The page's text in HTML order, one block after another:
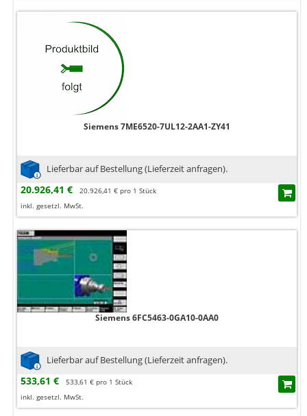
Siemens 7ME6520-7UL12-2AA1-ZY41
Lieferbar auf Bestellung (Lieferzeit anfragen).
20.926,41 €
20.926,41 € pro 1 Stück
inkl. gesetzl. MwSt.
Siemens 6FC5463-0GA10-0AA0
Lieferbar auf Bestellung (Lieferzeit anfragen).
533,61 €
533,61 € pro 1 Stück
inkl. gesetzl. MwSt.